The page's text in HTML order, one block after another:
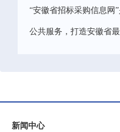
“安徽省招标采购信息网
公共服务，打造安徽省
新闻中心